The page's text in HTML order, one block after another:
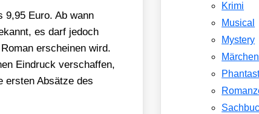
9,95 Euro. Ab wann
es darf jedoch
erschei­nen wird.
Ein­druck ver­schaf­fen,
ers­ten Absät­ze des
Krimi
Musical
Mystery
Märchen